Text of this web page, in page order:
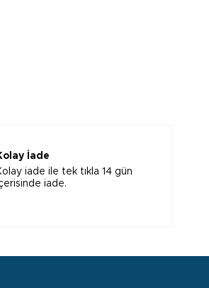
İade
iade ile tek tıkla 14 gün
iade.